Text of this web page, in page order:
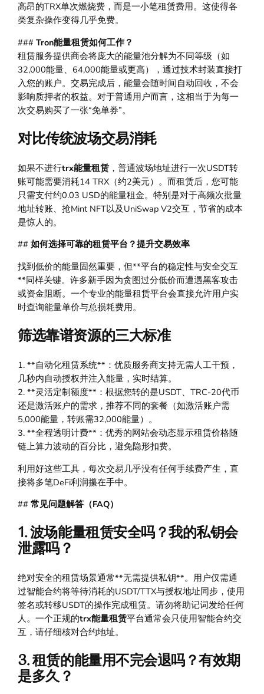
高昂的TRX单次燃烧费，而是一小笔租赁费用。这使得各
类复杂操作变得几乎免费。
###Tron能量租赁如何工作？
租赁服务提供商会将庞大的能量池分解为不同等级（如
32,000能量、64,000能量或更高），通过技术封装直接打
入您的账户。交易完成后，能量会随时间自动回收，不会
影响质押者的权益。对于普通用户而言，这相当于为每一
次交易购买了一张“免单券”。
对比传统波场交易消耗
如果不进行trx能量租赁 ，普通波场地址进行一次USDT转
账可能需要消耗14 TRX（约2美元）。而租赁后，您可能
只需支付约0.03 USD的能量租金。特别是对于高频次批量
地址转账、抢Mint NFT以及UniSwap V2交互，节省的成本
是惊人的。
##如何选择可靠的租赁平台？提升交易效率
找到低价的能量固然重要，但**平台的稳定性与安全交互
**同样关键。许多新手因为贪图过分低价而遭遇黑客攻击
或资金阻断。一个专业的能量租赁平台会直接允许用户实
时查询能量单价与总损耗费用。
筛选靠谱资源的三大标准
1. **自动化租赁系统**：优质服务商支持无需人工干预，
几秒内自动授权并注入能量，实时结算。
2. **灵活定制额度**：根据您转的是USDT、TRC-20代币
还是激活账户的需求，推荐不同的套餐（如激活账户需
5,000能量，转账需32,000能量）。
3. **全程透明计费**：优秀的网站会动态显示租赁价格随
链上算力波动的百分比，避免隐形扣费。
利用好这些工具，每次交易几乎没有任何手续费产生，直
接将多笔DeFi利润攥在手中。
##常见问题解答（FAQ）
1. 波场能量租赁安全吗？我的私钥会
泄露吗？
绝对安全的租赁场景通常**无需提供私钥**。用户仅需通
过智能合约将等待消耗的USDT/TTX与授权地址同步，使用
签名或转移USDT的操作完成租赁。请勿将助记词发给任何
人。一个正规的trx能量租赁平台通常会只使用智能合约交
互，请仔细核对合约地址。
3. 租赁的能量用不完会退吗？有效期
是多久？